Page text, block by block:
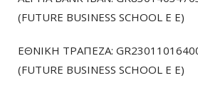
(FUTURE BUSINESS SCHOOL E E)
ΕΘΝΙΚΗ ΤΡΑΠΕΖΑ:
(FUTURE BUSINESS SCHOOL E E)